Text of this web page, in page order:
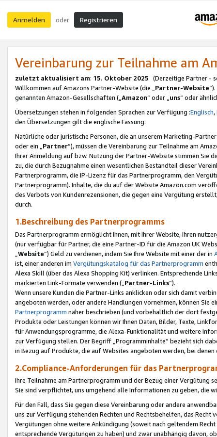
Anmelden oder Registrieren
Vereinbarung zur Teilnahme am
zuletzt aktualisiert am: 15. Oktober 2025 (Derzeitige Partner -
Willkommen auf Amazons Partner-Website (die „Partner-Website
genannten Amazon-Gesellschaften („Amazon“ oder „uns“ oder
Übersetzungen stehen in folgenden Sprachen zur Verfügung :Englisch,
den Übersetzungen gilt die englische Fassung.
Natürliche oder juristische Personen, die an unserem Marketing-
oder ein „Partner“), müssen die Vereinbarung zur Teilnahme am
Ihrer Anmeldung auf bzw. Nutzung der Partner-Website stimmen Sie
zu, die durch Bezugnahme einen wesentlichen Bestandteil dieser
Partnerprogramm, die IP-Lizenz für das Partnerprogramm, den
Partnerprogramm). Inhalte, die du auf der Website Amazon.com
des Verbots von Kundenrezensionen, die gegen eine Vergütung
durch.
1.Beschreibung des Partnerprogramms
Das Partnerprogramm ermöglicht Ihnen, mit Ihrer Website, Ihren
(nur verfügbar für Partner, die eine Partner-ID für die Amazon UK
Website“) Geld zu verdienen, indem Sie Ihre Website mit einer der in
ist, einer anderen im Vergütungskatalog für das Partnerprogramm
Alexa Skill (über das Alexa Shopping Kit) verlinken. Entsprechende
markierten Link-Formate verwenden („ Partner-Links“).
Wenn unsere Kunden die Partner-Links anklicken oder sich damit
angeboten werden, oder andere Handlungen vornehmen, können Sie
Partnerprogramm näher beschrieben (und vorbehaltlich der dort
Produkte oder Leistungen können wir Ihnen Daten, Bilder, Texte,
für Anwendungsprogramme, die Alexa-Funktionalität und weitere
zur Verfügung stellen. Der Begriff „Programminhalte“ bezieht sich
in Bezug auf Produkte, die auf Websites angeboten werden, bei
2.Compliance-Anforderungen für das
Ihre Teilnahme am Partnerprogramm und der Bezug einer Vergütung
Sie sind verpflichtet, uns umgehend alle Informationen zu geben, die
Für den Fall, dass Sie gegen diese Vereinbarung oder andere
uns zur Verfügung stehenden Rechten und Rechtsbehelfen, das
Vergütungen ohne weitere Ankündigung (soweit nach geltendem
entsprechende Vergütungen zu haben) und zwar unabhängig davon,